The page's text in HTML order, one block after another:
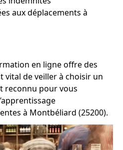
aux déplacements à
en ligne offre des
vital de veiller à choisir un
reconnu pour vous
à Montbéliard (25200).